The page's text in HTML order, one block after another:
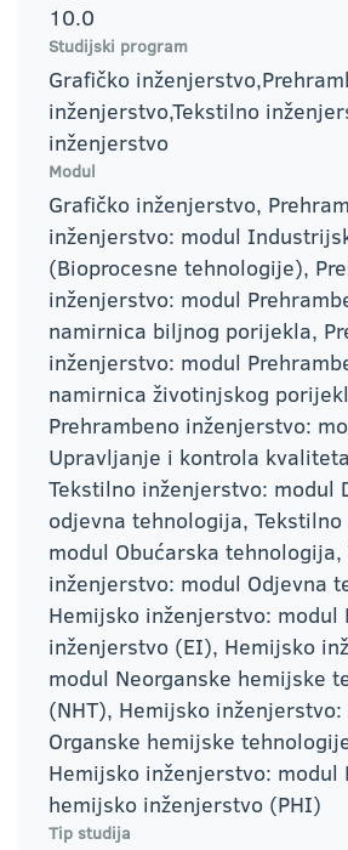
10.0
Studijski program
Grafičko
inženjerstvo,Tekstilno
inženjerstvo
Modul
Grafičko inženjerstvo,
inženjerstvo: modul
(Bioprocesne tehnologije),
inženjerstvo: modul
namirnica biljnog porijekla,
inženjerstvo: modul
namirnica životinjskog
Prehrambeno inženjerstvo:
Upravljanje i kontrola
Tekstilno inženjerstvo: modul
odjevna tehnologija,
modul Obućarska
inženjerstvo: modul Odjevna
Hemijsko inženjerstvo: modul
inženjerstvo (EI), Hemijsko
modul Neorganske hemijske
(NHT), Hemijsko inženjerstvo:
Organske hemijske
Hemijsko inženjerstvo: modul
hemijsko inženjerstvo (PHI)
Tip studija